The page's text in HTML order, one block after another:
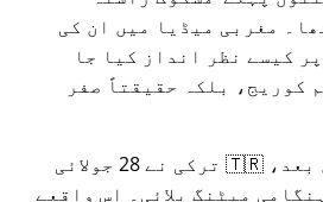
مغربی میڈیا میں ان کی
کیسے نظر انداز کیا جا
کوریج، بلکہ حقیقتاً صفر
2015 میں کچھ ہفتوں بعد، 🇹🇷 ترکی نے 28 جولائی
ہنگامی میٹنگ بلائی۔ اس واقعے